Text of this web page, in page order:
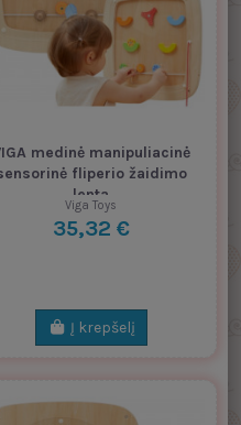
medinė manipuliacinė
fliperio žaidimo
lenta
Viga Toys
35,32 €
Į krepšelį